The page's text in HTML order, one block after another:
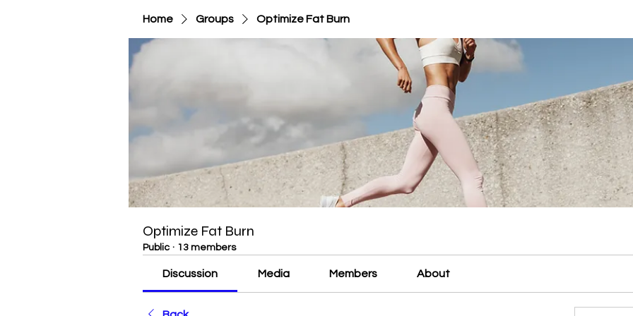
Home Groups Optimize Fat Burn
Optimize Fat Burn
Public · 13 members
Discussion Media Members About